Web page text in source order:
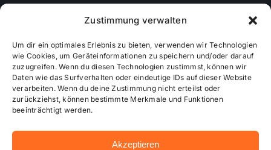
Zustimmung verwalten
Um dir ein optimales Erlebnis zu bieten, verwenden wir Technologien
wie Cookies, um Geräteinformationen zu speichern und/oder darauf
zuzugreifen. Wenn du diesen Technologien zustimmst, können wir
Daten wie das Surfverhalten oder eindeutige IDs auf dieser Website
verarbeiten. Wenn du deine Zustimmung nicht erteilst oder
zurückziehst, können bestimmte Merkmale und Funktionen
beeinträchtigt werden.
Akzeptieren
Cookie-Richtlinie (EU)
Mediendaten